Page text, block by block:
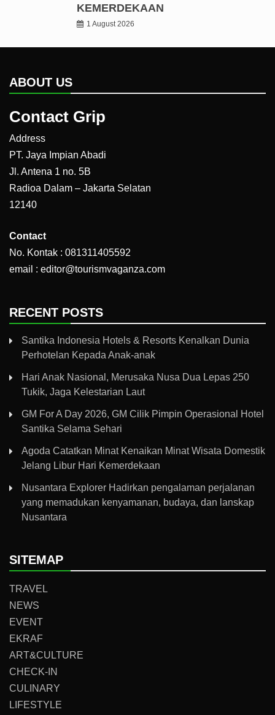
KEMERDEKAAN
1 August 2026
ABOUT US
Contact Grip
Address
PT. Jaya Impian Abadi
Jl. Antena 1 no. 5B
Radioa Dalam – Jakarta Selatan
12140
Contact
No. Kontak : 081311405592
email : editor@tourismvaganza.com
RECENT POSTS
Santika Indonesia Hotels & Resorts Kenalkan Dunia
Perhotelan Kepada Anak-anak
Hari Anak Nasional, Merusaka Nusa Dua Lepas 250
Tukik, Jaga Kelestarian Laut
GM For A Day 2026, GM Cilik Pimpin Operasional Hotel
Santika Selama Sehari
Agoda Catatkan Minat Kenaikan Minat Wisata Domestik
Jelang Libur Hari Kemerdekaan
Nusantara Explorer Hadirkan pengalaman perjalanan
yang memadukan kenyamanan, budaya, dan lanskap
Nusantara
SITEMAP
TRAVEL
NEWS
EVENT
EKRAF
ART&CULTURE
CHECK-IN
CULINARY
LIFESTYLE